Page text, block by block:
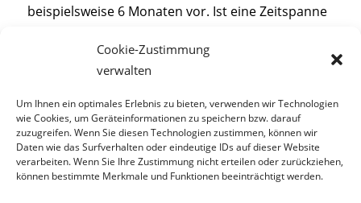
Cookie-Zustimmung
verwalten
Um Ihnen ein optimales Erlebnis zu bieten, verwenden wir Technologien
wie Cookies, um Geräteinformationen zu speichern bzw. darauf
zuzugreifen. Wenn Sie diesen Technologien zustimmen, können wir
Daten wie das Surfverhalten oder eindeutige IDs auf dieser Website
verarbeiten. Wenn Sie Ihre Zustimmung nicht erteilen oder zurückziehen,
können bestimmte Merkmale und Funktionen beeinträchtigt werden.
beispielsweise 6 Monaten vor. Ist eine Zeitspanne
Vertragsabschlussund demBaubeginn
Andernfalls ist ein möglicher
Schließen Sie deshalb die
Baurechtsschutzversicherung sofrühwie
möglich ab, spätestens vorBeginnder